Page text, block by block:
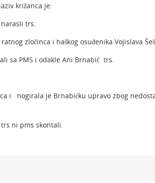
križanca je:
narasli trs.
zločinca i haškog osuđenika Vojislava
sa PMS i odakle Ani Brnabič trs.
i nogirala je Brnabićku upravo zbog
ni pms skontali.